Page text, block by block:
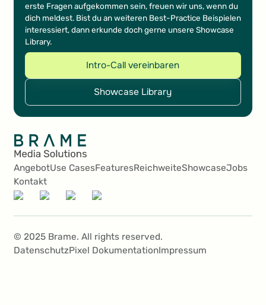
erste Fragen aufgekommen sein, freuen wir uns, wenn du
dich meldest. Bist du an weiteren Best-Practice Beispielen
interessiert, dann erkunde doch gerne unsere Showcase
Library.
Intro-Call vereinbaren
Showcase Library
AngebotUse CasesFeaturesReichweiteShowcaseJobs
Kontakt
© 2025 Brame. All rights reserved.
DatenschutzPixel DokumentationImpressum